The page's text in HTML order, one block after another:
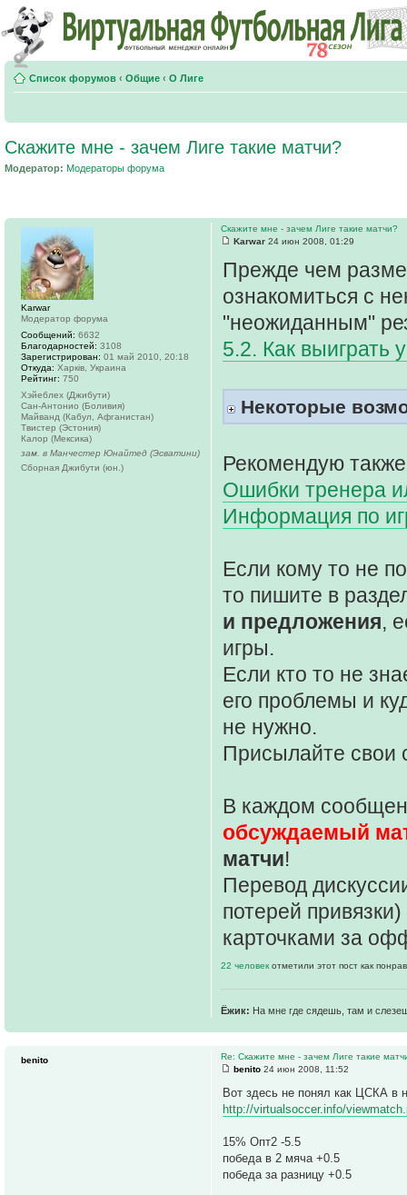
Список форумов ‹ Общие ‹ О Лиге
Скажите мне - зачем Лиге такие матчи?
Модератор: Модераторы форума
Скажите мне - зачем Лиге такие матчи?
Karwar 24 июн 2008, 01:29
Прежде чем
ознакомиться с
"неожиданным"
5.2. Как выиграть
Некоторые
Рекомендую
Ошибки тренера
Информация по
Если кому то не
то пишите в
и предложения,
игры.
Если кто то не
его проблемы и
не нужно.
Присылайте свои
В каждом
обсуждаемый
матчи!
Перевод
потерей
карточками за
22 человек отметили этот пост как
Ёжик: На мне где сядешь, там и
Karwar
Модератор форума
Сообщений: 6632
Благодарностей: 3108
Зарегистрирован: 01 май 2010, 20:18
Откуда: Харків, Украина
Рейтинг: 750
Хэйеблех (Джибути)
Сан-Антонио (Боливия)
Майванд (Кабул, Афганистан)
Твистер (Эстония)
Калор (Мексика)
зам. в Манчестер Юнайтед (Эсватини)
Сборная Джибути (юн.)
Re: Скажите мне - зачем Лиге такие
benito 24 июн 2008, 11:52
Вот здесь не понял как ЦСКА в
http://virtualsoccer.info/
15% Опт2 -5.5
победа в 2 мяча +0.5
победа за разницу +0.5
benito